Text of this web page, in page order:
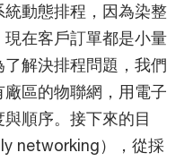
動態排程，因為染整
在客戶訂單都是小量
解決排程問題，我們
區的物聯網，用電子
順序。接下來的目
networking），從採